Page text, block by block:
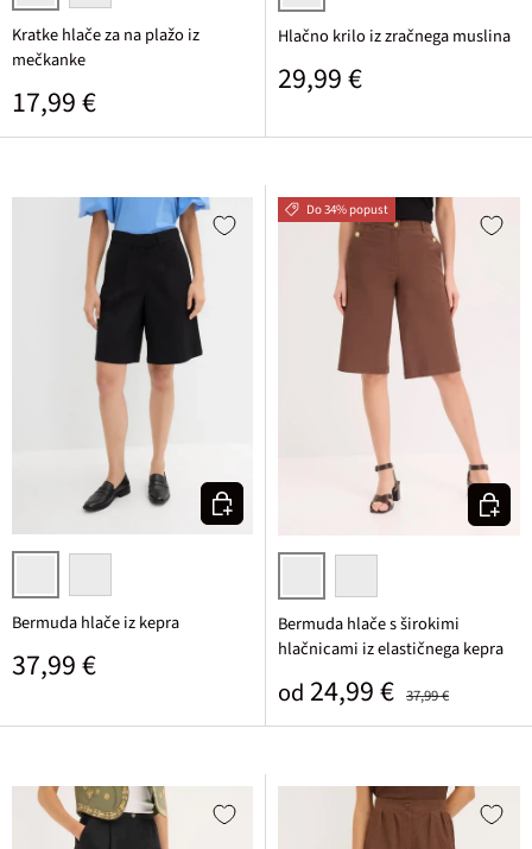
pink črna
Kratke hlače za na plažo iz
mečkanke
Običajna cena
17,99 €
rozasta/pink
Hlačno krilo iz zračnega muslina
Običajna cena
29,99 €
črna mat kamelja
Bermuda hlače iz kepra
Običajna cena
37,99 €
Izberi varianto
Do 34% popust
rjava bela
Bermuda hlače s širokimi
hlačnicami iz elastičnega kepra
Prodajna cena
od 24,99 € 37,99 €
Izberi